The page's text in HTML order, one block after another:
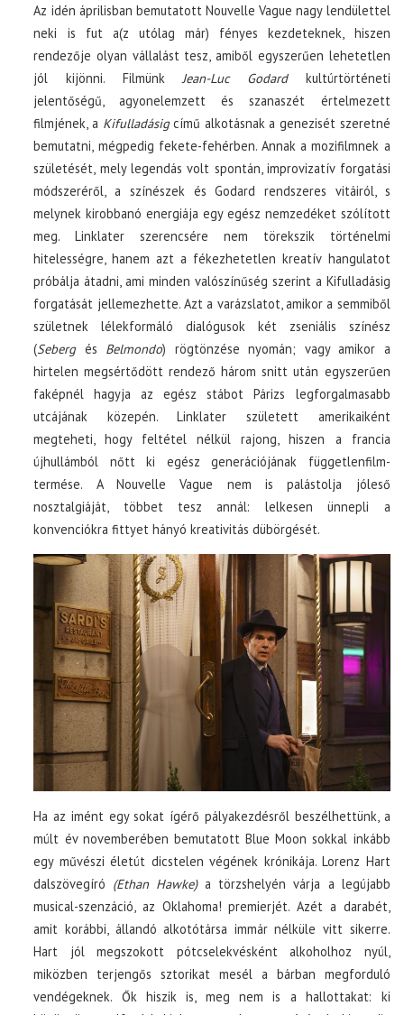
Az idén áprilisban bemutatott Nouvelle Vague nagy lendülettel
neki is fut a(z utólag már) fényes kezdeteknek, hiszen
rendezője olyan vállalást tesz, amiből egyszerűen lehetetlen
jól kijönni. Filmünk Jean-Luc Godardkultúrtörténeti
jelentőségű, agyonelemzett és szanaszét értelmezett
filmjének, a Kifulladásigcímű alkotásnak a genezisét szeretné
bemutatni, mégpedig fekete-fehérben. Annak a mozifilmnek a
születését, mely legendás volt spontán, improvizatív forgatási
módszeréről, a színészek és Godard rendszeres vitáiról, s
melynek kirobbanó energiája egy egész nemzedéket szólított
meg. Linklater szerencsére nem törekszik történelmi
hitelességre, hanem azt a fékezhetetlen kreatív hangulatot
próbálja átadni, ami minden valószínűség szerint a Kifulladásig
forgatását jellemezhette. Azt a varázslatot, amikor a semmiből
születnek lélekformáló dialógusok két zseniális színész
(Sebergés Belmondo) rögtönzése nyomán; vagy amikor a
hirtelen megsértődött rendező három snitt után egyszerűen
faképnél hagyja az egész stábot Párizs legforgalmasabb
utcájának közepén. Linklater született amerikaiként
megteheti, hogy feltétel nélkül rajong, hiszen a francia
újhullámból nőtt ki egész generációjának függetlenfilm-
termése. A Nouvelle Vague nem is palástolja jóleső
nosztalgiáját, többet tesz annál: lelkesen ünnepli a
konvenciókra fittyet hányó kreativitás dübörgését.
Ha az imént egy sokat ígérő pályakezdésről beszélhettünk, a
múlt év novemberében bemutatott Blue Moon sokkal inkább
egy művészi életút dicstelen végének krónikája. Lorenz Hart
dalszövegíró (Ethan Hawke)a törzshelyén várja a legújabb
musical-szenzáció, az Oklahoma! premierjét. Azét a darabét,
amit korábbi, állandó alkotótársa immár nélküle vitt sikerre.
Hart jól megszokott pótcselekvésként alkoholhoz nyúl,
miközben terjengős sztorikat mesél a bárban megforduló
vendégeknek. Ők hiszik is, meg nem is a hallottakat: ki